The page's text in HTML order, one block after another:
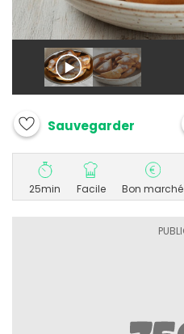
Sauvegarder
25min Facile Bon marché